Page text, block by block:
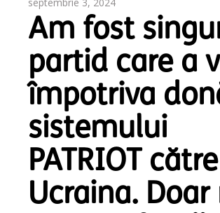
Am fost
partid care a
împotriva
sistemului
PATRIOT către
Ucraina. Doar